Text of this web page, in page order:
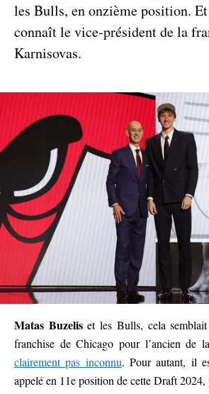
les Bulls, en onzième position.
connaît le vice-président de la
Karnisovas.
Matas Buzeliset les Bulls, cela
franchise de Chicago pour l’ancien de
clairement pas inconnu. Pour autant, il
appelé en 11e position de cette Draft